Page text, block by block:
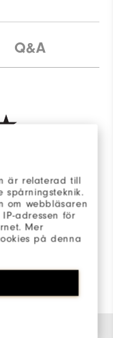
är relaterad till
spårningsteknik.
om webbläsaren
adressen för
Mer
på denna
Q&A
product
gillar